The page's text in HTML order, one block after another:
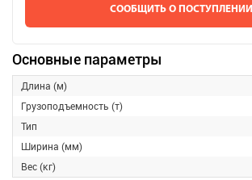
СООБЩИТЬ О ПОСТУПЛЕНИИ
Основные параметры
Длина (м)
Грузоподъемность (т)
Тип
Ширина (мм)
Вес (кг)